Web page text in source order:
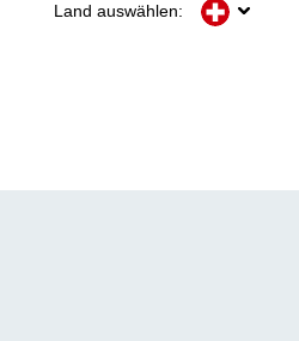
Land auswählen: